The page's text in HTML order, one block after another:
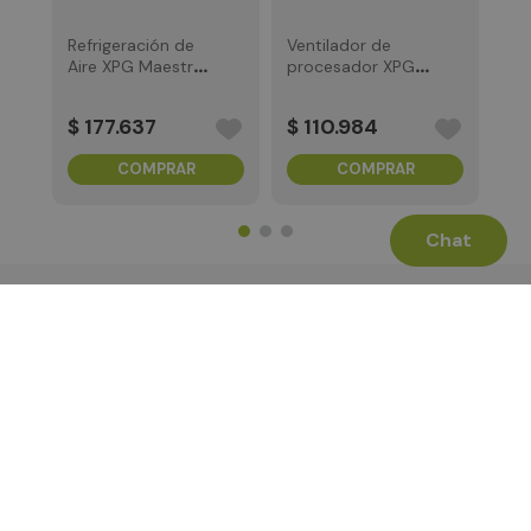
Chat
Refrigeración de
Aire XPG Maestro
$ 177.637
COMPRAR
Ventilador de
procesador XPG
$ 110.984
COMPRAR